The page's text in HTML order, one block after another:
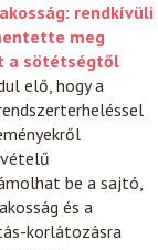
rendkívüli
meg
a sötétségtől
elő, hogy a
be a sajtó,
és a
korlátozásra